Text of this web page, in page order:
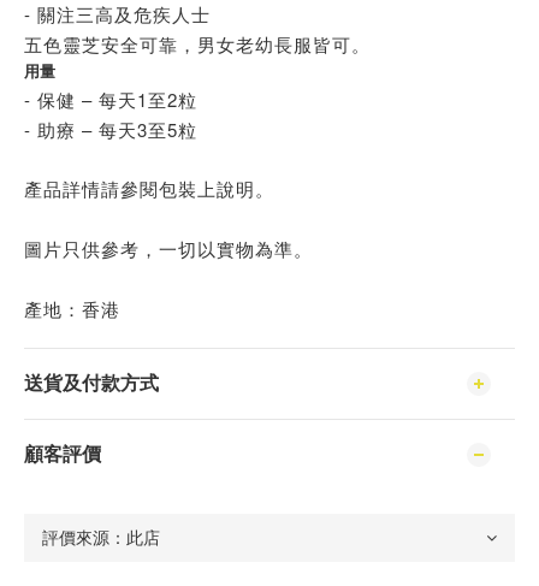
- 關注三高及危疾人士
五色靈芝安全可靠，男女老幼長服皆可。
用量
- 保健 – 每天1至2粒
- 助療 – 每天3至5粒
產品詳情請參閱包裝上說明。
圖片只供參考，一切以實物為準。
產地：香港
送貨及付款方式
顧客評價